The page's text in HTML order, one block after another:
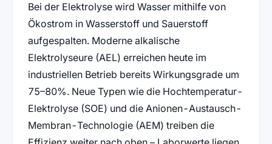
Bei der Elektrolyse wird Wasser mithilfe von
Ökostrom in Wasserstoff und Sauerstoff
aufgespalten. Moderne alkalische
Elektrolyseure (AEL) erreichen heute im
industriellen Betrieb bereits Wirkungsgrade um
75–80%. Neue Typen wie die Hochtemperatur-
Elektrolyse (SOE) und die Anionen-Austausch-
Membran-Technologie (AEM) treiben die